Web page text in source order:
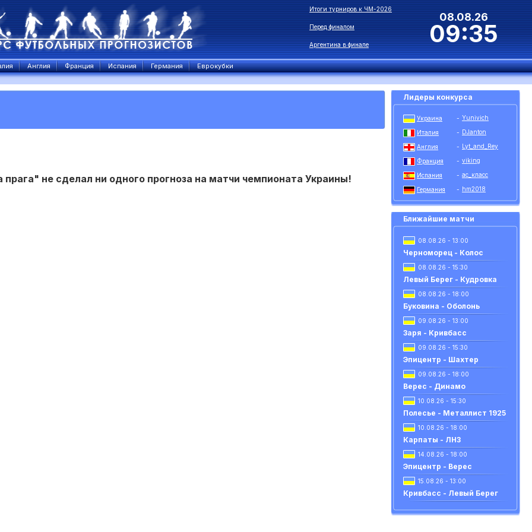
Итоги турниров к ЧМ-2026
Перед финалом
Аргентина в финале
08.08.26
09:35
Англия Франция Испания Германия Еврокубки
не сделал ни одного прогноза на матчи чемпионата Украины!
Лидеры конкурса
Украина - Yunivich
Италия - DJanton
Англия - Lyt_and_Rey
Франция - viking
Испания - ас_класс
Германия - hm2018
Ближайшие матчи
08.08.26 - 13:00
Черноморец - Колос
08.08.26 - 15:30
Левый Берег - Кудровка
08.08.26 - 18:00
Буковина - Оболонь
09.08.26 - 13:00
Заря - Кривбасс
09.08.26 - 15:30
Эпицентр - Шахтер
09.08.26 - 18:00
Верес - Динамо
10.08.26 - 15:30
Полесье - Металлист 1925
10.08.26 - 18:00
Карпаты - ЛНЗ
14.08.26 - 18:00
Эпицентр - Верес
15.08.26 - 13:00
Кривбасс - Левый Берег